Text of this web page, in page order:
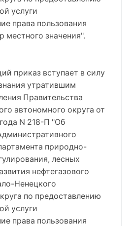
услуги
права пользования
местного значения".
приказ вступает в силу
утратившим
Правительства
автономного округа от
N 218-П "Об
природно-
лесных
нефтегазового
Ненецкого
по предоставлению
услуги
права пользования